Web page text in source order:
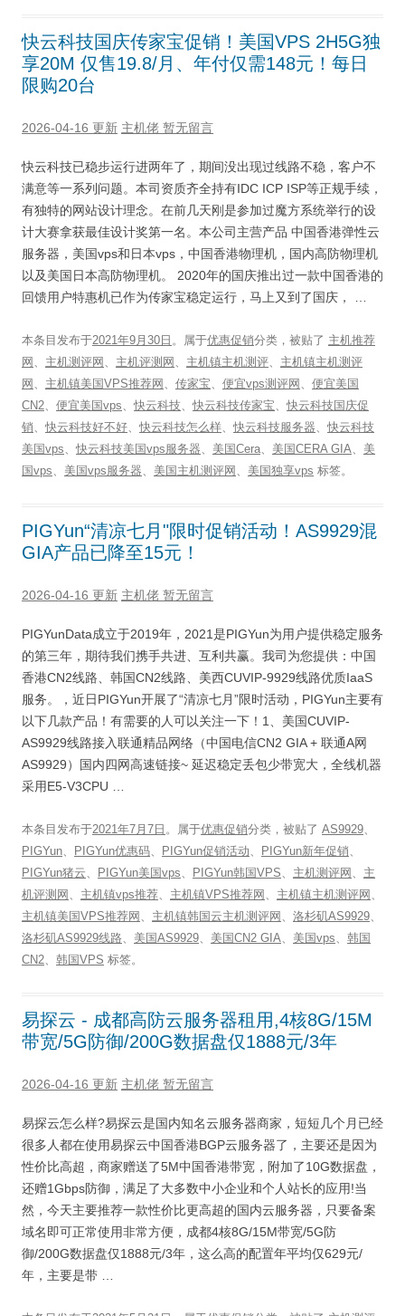
快云科技国庆传家宝促销！美国VPS 2H5G独
享20M 仅售19.8/月、年付仅需148元！每日
限购20台
2026-04-16 更新 主机佬 暂无留言
快云科技已稳步运行进两年了，期间没出现过线路不稳，客户不
满意等一系列问题。本司资质齐全持有IDC ICP ISP等正规手续，
有独特的网站设计理念。在前几天刚是参加过魔方系统举行的设
计大赛拿获最佳设计奖第一名。本公司主营产品 中国香港弹性云
服务器，美国vps和日本vps，中国香港物理机，国内高防物理机
以及美国日本高防物理机。 2020年的国庆推出过一款中国香港的
回馈用户特惠机已作为传家宝稳定运行，马上又到了国庆， …
本条目发布于2021年9月30日 。属于优惠促销分类，被贴了 主机推荐
网
主机测评网 主机评测网 主机镇主机测评
主机镇主机测评
网
主机镇美国VPS推荐网 传家宝 便宜vps测评网
便宜美国
CN2
便宜美国vps 快云科技 快云科技传家宝
快云科技国庆促
销
快云科技好不好 快云科技怎么样 快云科技服务器
快云科技
美国vps
快云科技美国vps服务器 美国Cera 美国CERA GIA
美
国vps
美国vps服务器 美国主机测评网 美国独享vps 标签。
PIGYun“清凉七月"限时促销活动！AS9929混
GIA产品已降至15元！
2026-04-16 更新 主机佬 暂无留言
PIGYunData成立于2019年，2021是PIGYun为用户提供稳定服务
的第三年，期待我们携手共进、互利共赢。我司为您提供：中国
香港CN2线路、韩国CN2线路、美西CUVIP-9929线路优质IaaS
服务。，近日PIGYun开展了“清凉七月”限时活动，PIGYun主要有
以下几款产品！有需要的人可以关注一下！1、美国CUVIP-
AS9929线路接入联通精品网络（中国电信CN2 GIA + 联通A网
AS9929）国内四网高速链接~ 延迟稳定丢包少带宽大，全线机器
采用E5-V3CPU …
本条目发布于2021年7月7日 。属于优惠促销分类，被贴了 AS9929
PIGYun
PIGYun优惠码 PIGYun促销活动 PIGYun新年促销
PIGYun猪云
PIGYun美国vps PIGYun韩国VPS 主机测评网
主
机评测网
主机镇vps推荐 主机镇VPS推荐网 主机镇主机测评网
主机镇美国VPS推荐网
主机镇韩国云主机测评网 洛杉矶AS9929
洛杉矶AS9929线路
美国AS9929 美国CN2 GIA 美国vps
韩国
CN2
韩国VPS 标签。
易探云 - 成都高防云服务器租用,4核8G/15M
带宽/5G防御/200G数据盘仅1888元/3年
2026-04-16 更新 主机佬 暂无留言
易探云怎么样?易探云是国内知名云服务器商家，短短几个月已经
很多人都在使用易探云中国香港BGP云服务器了，主要还是因为
性价比高超，商家赠送了5M中国香港带宽，附加了10G数据盘，
还赠1Gbps防御，满足了大多数中小企业和个人站长的应用!当
然，今天主要推荐一款性价比更高超的国内云服务器，只要备案
域名即可正常使用非常方便，成都4核8G/15M带宽/5G防
御/200G数据盘仅1888元/3年，这么高的配置年平均仅629元/
年，主要是带 …